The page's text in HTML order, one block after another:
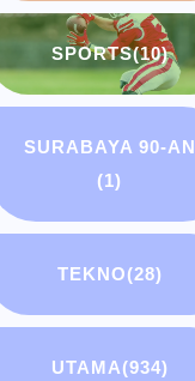
SPORTS(10)
SURABAYA 90-AN
(1)
TEKNO(28)
UTAMA(934)